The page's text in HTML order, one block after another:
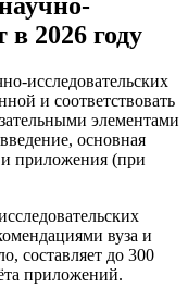
в 2026 году
исследовательских
и соответствовать
элементами
основная
и приложения (при
вуза и
составляет до 300
приложений.